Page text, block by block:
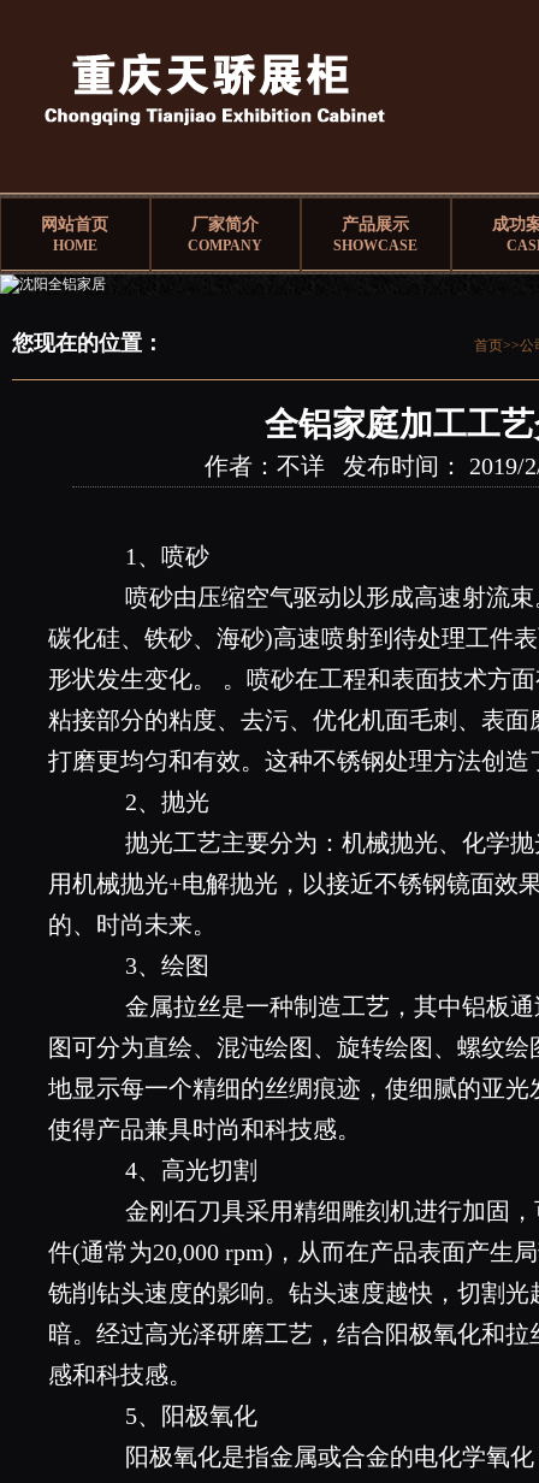
网站首页
HOME
厂家简介
COMPANY
产品展示
SHOWCASE
成功
您现在的位置： 首页>>公
全铝家庭加工工
作者：不详 发布时间： 2019/
1、喷砂
喷砂由压缩空气驱动以形成高速射流束
碳化硅、铁砂、海砂)高速喷射到待处理工件
形状发生变化。 。喷砂在工程和表面技术方
粘接部分的粘度、去污、优化机面毛刺、表
打磨更均匀和有效。这种不锈钢处理方法创
2、抛光
抛光工艺主要分为：机械抛光、化学抛
用机械抛光+电解抛光，以接近不锈钢镜面效
的、时尚未来。
3、绘图
金属拉丝是一种制造工艺，其中铝板通
图可分为直绘、混沌绘图、旋转绘图、螺纹
地显示每一个精细的丝绸痕迹，使细腻的亚
使得产品兼具时尚和科技感。
4、高光切割
金刚石刀具采用精细雕刻机进行加固，
件(通常为20,000 rpm)，从而在产品表面产生
铣削钻头速度的影响。钻头速度越快，切割
暗。经过高光泽研磨工艺，结合阳极氧化和
感和科技感。
5、阳极氧化
阳极氧化是指金属或合金的电化学氧化